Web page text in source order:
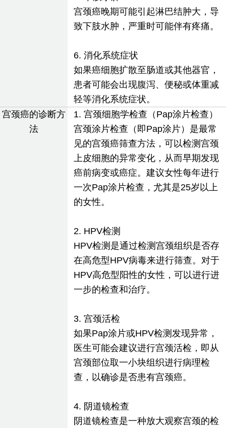
宫颈癌晚期可能引起淋巴结肿大，导
致下肢水肿，严重时可能伴有疼痛。
6. 消化系统症状
如果癌细胞扩散至肠道或其他器官，
患者可能会出现腹泻、便秘或体重减
轻等消化系统症状。
宫颈癌的诊断方
法
1. 宫颈细胞学检查（Pap涂片检查）
宫颈涂片检查（即Pap涂片）是最常
见的宫颈癌筛查方法，可以检测宫颈
上皮细胞的异常变化，从而早期发现
癌前病变或癌症。建议女性每年进行
一次Pap涂片检查，尤其是25岁以上
的女性。
2. HPV检测
HPV检测是通过检测宫颈组织是否存
在高危型HPV病毒来进行筛查。对于
HPV高危型阳性的女性，可以进行进
一步的检查和治疗。
3. 宫颈活检
如果Pap涂片或HPV检测发现异常，
医生可能会建议进行宫颈活检，即从
宫颈部位取一小块组织进行病理检
查，以确诊是否患有宫颈癌。
4. 阴道镜检查
阴道镜检查是一种放大观察宫颈的检